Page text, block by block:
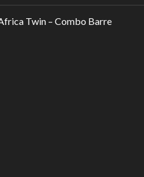
Twin – Combo Barre